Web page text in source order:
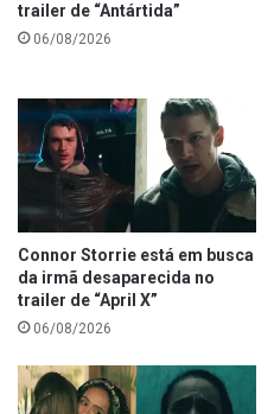
trailer de “Antártida”
06/08/2026
Connor Storrie está em busca
da irmã desaparecida no
trailer de “April X”
06/08/2026